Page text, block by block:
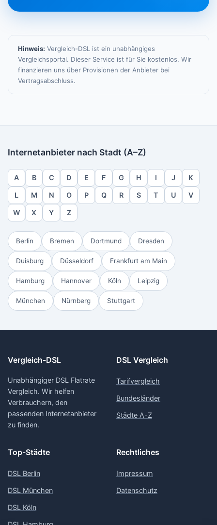
Hinweis: Vergleich-DSL ist ein unabhängiges
Vergleichsportal. Dieser Service ist für Sie kostenlos. Wir
finanzieren uns über Provisionen der Anbieter bei
Vertragsabschluss.
Internetanbieter nach Stadt (A–Z)
A B C D E F G H I J K
L M N O P Q R S T U V
W X Y Z
Berlin Bremen Dortmund Dresden
Duisburg Düsseldorf Frankfurt am Main
Hamburg Hannover Köln Leipzig
München Nürnberg Stuttgart
Vergleich-DSL
Unabhängiger DSL Flatrate
Vergleich. Wir helfen
Verbrauchern, den
passenden Internetanbieter
zu finden.
DSL Vergleich
Tarifvergleich
Bundesländer
Städte A-Z
Top-Städte
DSL Berlin
DSL München
DSL Köln
Rechtliches
Impressum
Datenschutz